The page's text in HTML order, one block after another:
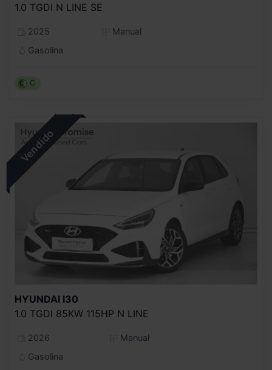
1.0 TGDI N LINE SE
2025
Manual
Gasolina
C
HYUNDAI I30
1.0 TGDI 85KW 115HP N LINE
2026
Manual
Gasolina